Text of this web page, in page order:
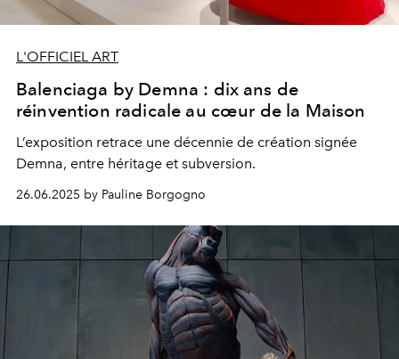
L'OFFICIEL ART
Balenciaga by Demna : dix ans de
réinvention radicale au cœur de la Maison
L’exposition retrace une décennie de création signée
Demna, entre héritage et subversion.
26.06.2025 by Pauline Borgogno